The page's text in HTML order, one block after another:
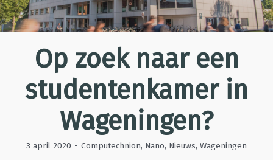
Op zoek naar een
studentenkamer in
Wageningen?
3 april 2020 - Computechnion, Nano, Nieuws, Wageningen